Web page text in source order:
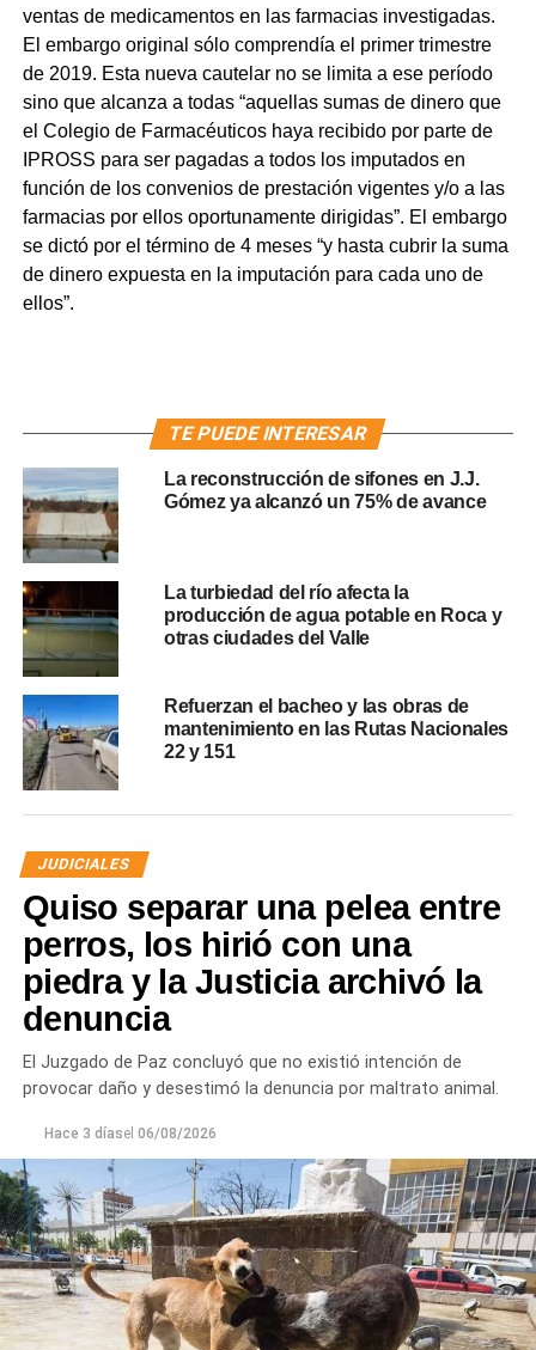
ventas de medicamentos en las farmacias investigadas.
El embargo original sólo comprendía el primer trimestre
de 2019. Esta nueva cautelar no se limita a ese período
sino que alcanza a todas “aquellas sumas de dinero que
el Colegio de Farmacéuticos haya recibido por parte de
IPROSS para ser pagadas a todos los imputados en
función de los convenios de prestación vigentes y/o a las
farmacias por ellos oportunamente dirigidas”. El embargo
se dictó por el término de 4 meses “y hasta cubrir la suma
de dinero expuesta en la imputación para cada uno de
ellos”.
TE PUEDE INTERESAR
La reconstrucción de sifones en J.J.
Gómez ya alcanzó un 75% de avance
La turbiedad del río afecta la
producción de agua potable en Roca y
otras ciudades del Valle
Refuerzan el bacheo y las obras de
mantenimiento en las Rutas Nacionales
22 y 151
JUDICIALES
Quiso separar una pelea entre
perros, los hirió con una
piedra y la Justicia archivó la
denuncia
El Juzgado de Paz concluyó que no existió intención de
provocar daño y desestimó la denuncia por maltrato animal.
Hace 3 díasel 06/08/2026